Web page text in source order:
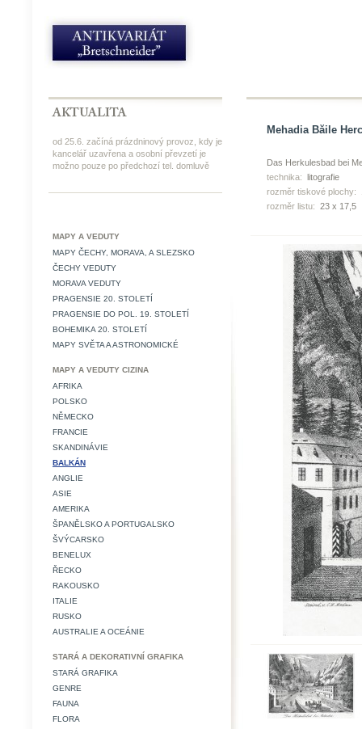
od 25.6. začíná prázdninový provoz, kdy je
kancelář uzavřena a osobní převzetí je
možno pouze po předchozí tel. domluvě
MAPY A VEDUTY
MAPY ČECHY, MORAVA, A SLEZSKO
ČECHY VEDUTY
MORAVA VEDUTY
PRAGENSIE 20. STOLETÍ
PRAGENSIE DO POL. 19. STOLETÍ
BOHEMIKA 20. STOLETÍ
MAPY SVĚTA A ASTRONOMICKÉ
MAPY A VEDUTY CIZINA
AFRIKA
POLSKO
NĚMECKO
FRANCIE
SKANDINÁVIE
BALKÁN
ANGLIE
ASIE
AMERIKA
ŠPANĚLSKO A PORTUGALSKO
ŠVÝCARSKO
BENELUX
ŘECKO
RAKOUSKO
ITALIE
RUSKO
AUSTRALIE A OCEÁNIE
STARÁ A DEKORATIVNÍ GRAFIKA
STARÁ GRAFIKA
GENRE
FAUNA
FLORA
Mehadia Băile
Das Herkulesbad bei
technika: litografie
rozměr tiskové plochy:
rozměr listu: 23 x 17,5